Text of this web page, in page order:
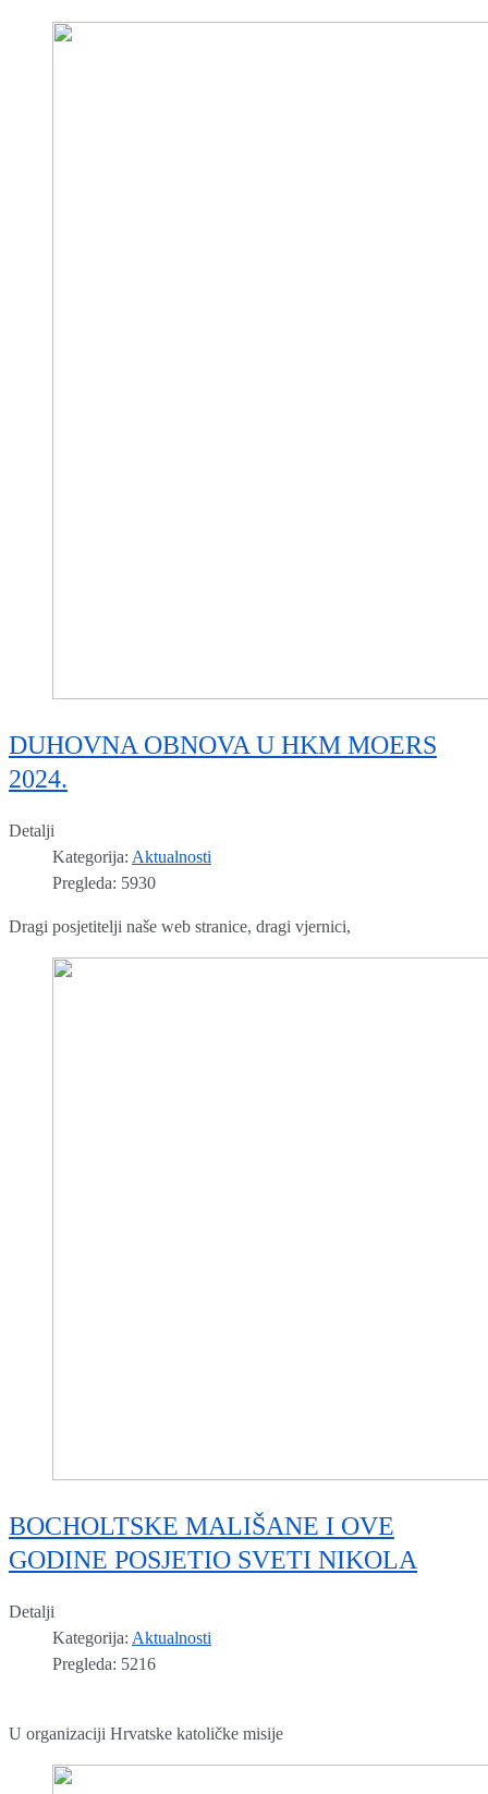
DUHOVNA OBNOVA U HKM MOERS
2024.
Detalji
Kategorija: Aktualnosti
Pregleda: 5930
Dragi posjetitelji naše web stranice, dragi vjernici,
BOCHOLTSKE MALIŠANE I OVE
GODINE POSJETIO SVETI NIKOLA
Detalji
Kategorija: Aktualnosti
Pregleda: 5216
U organizaciji Hrvatske katoličke misije